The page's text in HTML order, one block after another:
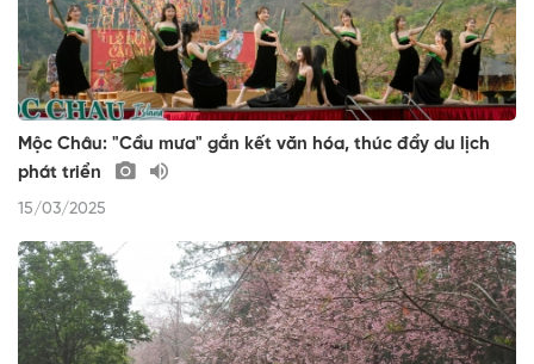
Mộc Châu: "Cầu mưa" gắn kết văn hóa, thúc đẩy du lịch
phát triển
15/03/2025